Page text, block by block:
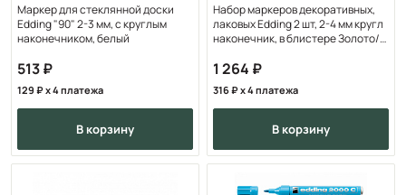
Маркер для стеклянной доски
Edding "90" 2-3 мм, с круглым
наконечником, белый
513
129 x 4 платежа
в корзину
Набор маркеров декоративных,
лаковых Edding 2 шт, 2-4 мм кругл
наконечник, в блистере Золото/
1 264
316 x 4 платежа
в корзину